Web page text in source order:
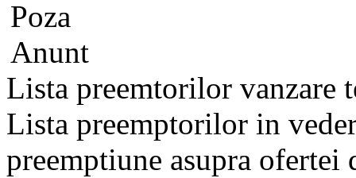
Lista preemtorilor vanzare
Lista preemptorilor in
preemptiune asupra